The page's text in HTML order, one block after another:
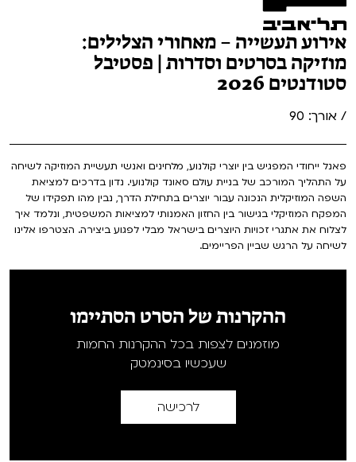
אירוע תעשייה – מאחורי הצלילים:
מוזיקה בסרטים וסדרות | פסטיבל
סטודנטים 2026
/ אורך: 90
פאנל ייחודי המפגיש בין יוצרי קולנוע, מלחינים ואנשי תעשיית המוזיקה לשיחה
על התהליך המורכב של בניית עולם סאונד קולנועי. נדון בדרכים למציאת
השפה המוזיקלית הנכונה עבור יוצרים בתחילת הדרך, נבין מהו תפקידו של
המפקח המוזיקלי בגישור בין החזון האמנותי למציאות המשפטית, ונלמד איך
לצלוח את אתגרי זכויות היוצרים בישראל מבלי לפגוע ביצירה. הצטרפו אלינו
לשיחה על הרגש שביין הפריימים.
ההקרנות של הסרט הסתיימו
מוזמנים לצפות בכל ההקרנות החמות
שעכשיו בסינמטק
לרכישה